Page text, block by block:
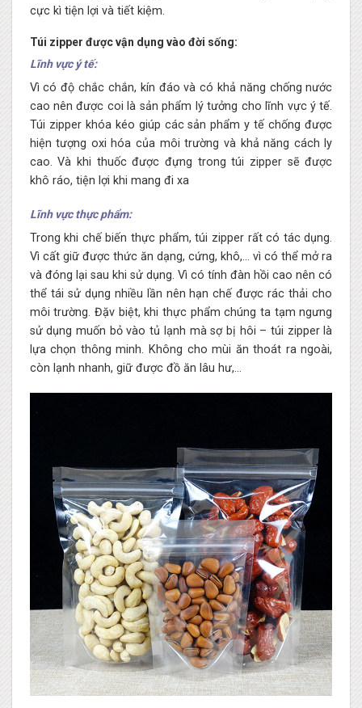
cực kì tiện lợi và tiết kiệm.
Túi zipper được vận dụng vào đời sống:
Lĩnh vực ý tế:
Vì có độ chắc chắn, kín đáo và có khả năng chống nước
cao nên được coi là sản phẩm lý tưởng cho lĩnh vực ý tế.
Túi zipper khóa kéo giúp các sản phẩm y tế chống được
hiện tượng oxi hóa của môi trường và khả năng cách ly
cao. Và khi thuốc được đựng trong túi zipper sẽ được
khô ráo, tiện lợi khi mang đi xa
Lĩnh vực thực phẩm:
Trong khi chế biến thực phẩm, túi zipper rất có tác dụng.
Vì cất giữ được thức ăn dạng, cứng, khô,… vì có thể mở ra
và đóng lại sau khi sử dụng. Vì có tính đàn hồi cao nên có
thể tái sử dụng nhiều lần nên hạn chế được rác thải cho
môi trường. Đặv biệt, khi thực phẩm chúng ta tạm ngưng
sử dụng muốn bỏ vào tủ lạnh mà sợ bị hôi – túi zipper là
lựa chọn thông minh. Không cho mùi ăn thoát ra ngoài,
còn lạnh nhanh, giữ được đồ ăn lâu hư,…